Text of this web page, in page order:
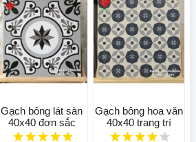
Gạch bông lát sàn
40x40 đơn sắc
Gạch bông hoa văn
40x40 trang trí